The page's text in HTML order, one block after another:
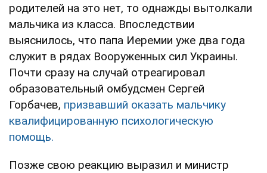
родителей на это нет, то однажды вытолкали
мальчика из класса. Впоследствии
выяснилось, что папа Иеремии уже два года
служит в рядах Вооруженных сил Украины.
Почти сразу на случай отреагировал
образовательный омбудсмен Сергей
Горбачев, призвавший оказать мальчику
квалифицированную психологическую
помощь.
Позже свою реакцию выразил и министр